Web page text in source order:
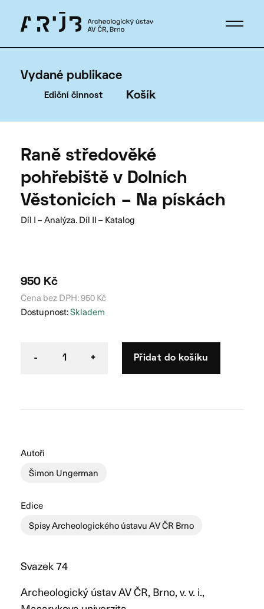
Vydané publikace
Ediční činnost Košík
Raně středověké
pohřebiště v Dolních
Věstonicích – Na pískách
Díl I – Analýza. Díl II – Katalog
950 Kč
Cena bez DPH:950Kč
Dostupnost:Skladem
- 1 + Přidat do košíku
Autoři
Šimon Ungerman
Edice
Spisy Archeologického ústavu AV ČR Brno
Svazek 74
Archeologický ústav AV ČR, Brno, v. v. i.,